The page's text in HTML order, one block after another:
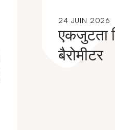
24 JUIN 2026
एकजुटता
बैरोमीटर